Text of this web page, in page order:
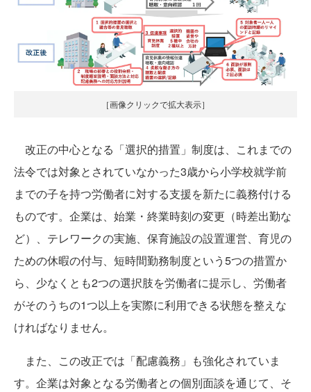
［画像クリックで拡大表示］
改正の中心となる「選択的措置」制度は、これまでの
法令では対象とされていなかった3歳から小学校就学前
までの子を持つ労働者に対する支援を新たに義務付ける
ものです。企業は、始業・終業時刻の変更（時差出勤な
ど）、テレワークの実施、保育施設の設置運営、育児の
ための休暇の付与、短時間勤務制度という5つの措置か
ら、少なくとも2つの選択肢を労働者に提示し、労働者
がそのうちの1つ以上を実際に利用できる状態を整えな
ければなりません。
また、この改正では「配慮義務」も強化されていま
す。企業は対象となる労働者との個別面談を通じて、そ